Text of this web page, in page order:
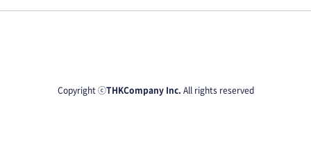
Copyright ⓒTHKCompany Inc. All rights reserved